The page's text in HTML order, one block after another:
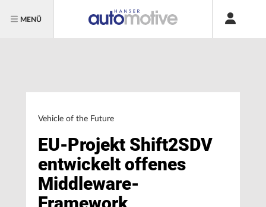
MENÜ
Vehicle of the Future
EU-Projekt Shift2SDV
entwickelt offenes
Middleware-